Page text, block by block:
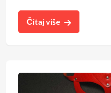
Čitaj više